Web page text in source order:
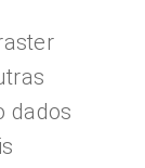
dados